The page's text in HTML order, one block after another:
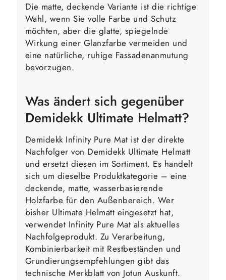
Die matte, deckende Variante ist die richtige
Wahl, wenn Sie volle Farbe und Schutz
möchten, aber die glatte, spiegelnde
Wirkung einer Glanzfarbe vermeiden und
eine natürliche, ruhige Fassadenanmutung
bevorzugen.
Was ändert sich gegenüber
Demidekk Ultimate Helmatt?
Demidekk Infinity Pure Mat ist der direkte
Nachfolger von Demidekk Ultimate Helmatt
und ersetzt diesen im Sortiment. Es handelt
sich um dieselbe Produktkategorie – eine
deckende, matte, wasserbasierende
Holzfarbe für den Außenbereich. Wer
bisher Ultimate Helmatt eingesetzt hat,
verwendet Infinity Pure Mat als aktuelles
Nachfolgeprodukt. Zu Verarbeitung,
Kombinierbarkeit mit Restbeständen und
Grundierungsempfehlungen gibt das
technische Merkblatt von Jotun Auskunft.